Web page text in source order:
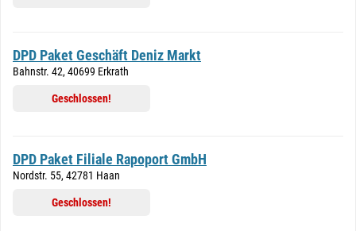
DPD Paket Geschäft Deniz Markt
Bahnstr. 42, 40699 Erkrath
Geschlossen!
DPD Paket Filiale Rapoport GmbH
Nordstr. 55, 42781 Haan
Geschlossen!